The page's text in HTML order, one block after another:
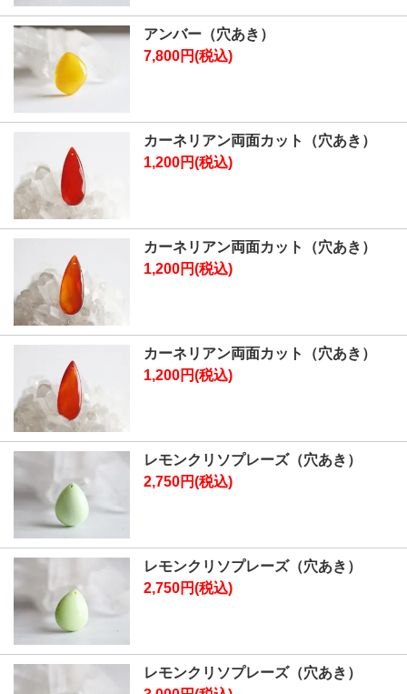
アンバー（穴あき）
7,800円(税込)
カーネリアン両面カット（穴あき）
1,200円(税込)
カーネリアン両面カット（穴あき）
1,200円(税込)
カーネリアン両面カット（穴あき）
1,200円(税込)
レモンクリソプレーズ（穴あき）
2,750円(税込)
レモンクリソプレーズ（穴あき）
2,750円(税込)
レモンクリソプレーズ（穴あき）